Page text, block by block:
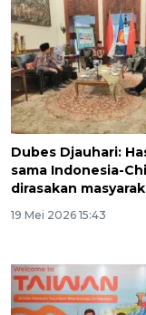
Dubes Djauhari:
sama Indonesia-
dirasakan
19 Mei 2026 15:43